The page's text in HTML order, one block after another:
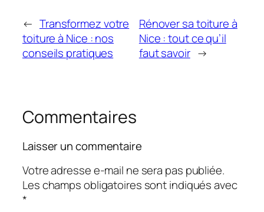
← Transformez votre
toiture à Nice : nos
conseils pratiques
Rénover sa toiture à
Nice : tout ce qu’il
faut savoir →
Commentaires
Laisser un commentaire
Votre adresse e-mail ne sera pas publiée.
Les champs obligatoires sont indiqués avec
*